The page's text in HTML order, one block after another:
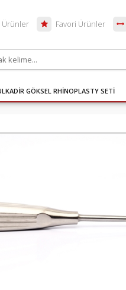
Ürünler Favori Ürünler
GÖKSEL RHİNOPLASTY SETİ